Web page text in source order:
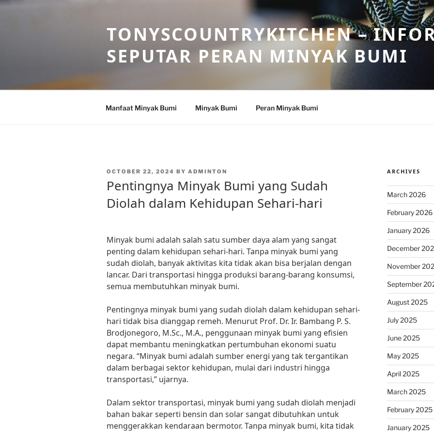
Skip
TONYSCOUNTRYKITCHEN –
SEPUTAR PERAN MINYAK BUMI
Manfaat Minyak Bumi Minyak Bumi Peran Minyak Bumi
POSTED
OCTOBER 22, 2024 BY ADMINTON
Pentingnya Minyak Bumi yang Sudah
Diolah dalam Kehidupan Sehari-hari
Minyak bumi adalah salah satu sumber daya alam yang sangat
penting dalam kehidupan sehari-hari. Tanpa minyak bumi yang
sudah diolah, banyak aktivitas kita tidak akan bisa berjalan dengan
lancar. Dari transportasi hingga produksi barang-barang konsumsi,
semua membutuhkan minyak bumi.
Pentingnya minyak bumi yang sudah diolah dalam kehidupan sehari-
hari tidak bisa dianggap remeh. Menurut Prof. Dr. Ir. Bambang P. S.
Brodjonegoro, M.Sc., M.A., penggunaan minyak bumi yang efisien
dapat membantu meningkatkan pertumbuhan ekonomi suatu
negara. “Minyak bumi adalah sumber energi yang tak tergantikan
dalam berbagai sektor kehidupan, mulai dari industri hingga
transportasi,” ujarnya.
Dalam sektor transportasi, minyak bumi yang sudah diolah menjadi
bahan bakar seperti bensin dan solar sangat dibutuhkan untuk
menggerakkan kendaraan bermotor. Tanpa minyak bumi, kita tidak
ARCHIVES
March 2026
February 2026
January 2026
December
November
September
August 2025
July 2025
June 2025
May 2025
April 2025
March 2025
February 2025
January 2025